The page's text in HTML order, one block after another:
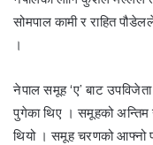
सोमपाल कामी र राहित
।
नेपाल समूह ‘ए’ बाट
पुगेका थिए । समूहको
थियो । समूह चरणको आफ्नो